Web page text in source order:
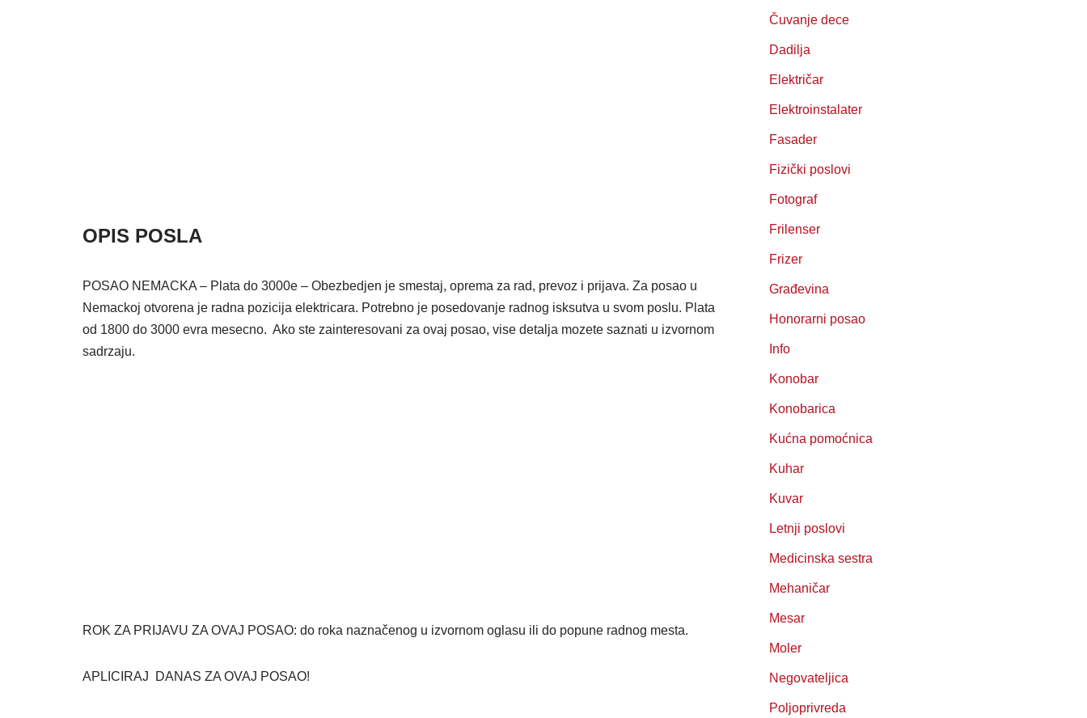
OPIS POSLA
POSAO NEMACKA – Plata do 3000e – Obezbedjen je smestaj, oprema za rad, prevoz i prijava. Za posao u
Nemackoj otvorena je radna pozicija elektricara. Potrebno je posedovanje radnog isksutva u svom poslu. Plata
od 1800 do 3000 evra mesecno. Ako ste zainteresovani za ovaj posao, vise detalja mozete saznati u izvornom
sadrzaju.
ROK ZA PRIJAVU ZA OVAJ POSAO: do roka naznačenog u izvornom oglasu ili do popune radnog mesta.
APLICIRAJ DANAS ZA OVAJ POSAO!
Čuvanje dece
Dadilja
Električar
Elektroinstalater
Fasader
Fizički poslovi
Fotograf
Frilenser
Frizer
Građevina
Honorarni posao
Info
Konobar
Konobarica
Kućna pomoćnica
Kuhar
Kuvar
Letnji poslovi
Medicinska sestra
Mehaničar
Mesar
Moler
Negovateljica
Poljoprivreda